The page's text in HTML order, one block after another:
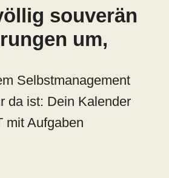
souverän
um,
Selbstmanagement
da ist: Dein Kalender
mit Aufgaben